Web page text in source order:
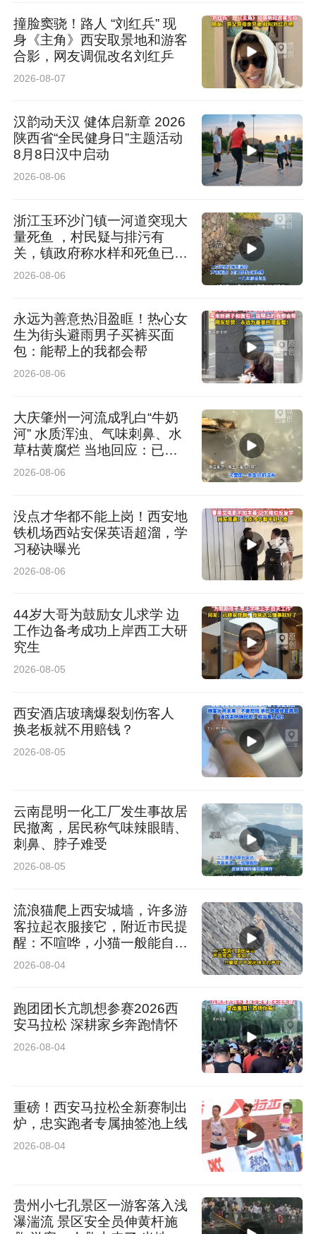
撞脸窦骁！路人 “刘红兵” 现
身《主角》西安取景地和游客
合影，网友调侃改名刘红乒
2026-08-07
汉韵动天汉 健体启新章 2026
陕西省“全民健身日”主题活动
8月8日汉中启动
2026-08-06
浙江玉环沙门镇一河道突现大
量死鱼 ，村民疑与排污有
关，镇政府称水样和死鱼已送
检
2026-08-06
永远为善意热泪盈眶！热心女
生为街头避雨男子买裤买面
包：能帮上的我都会帮
2026-08-06
大庆肇州一河流成乳白“牛奶
河” 水质浑浊、气味刺鼻、水
草枯黄腐烂 当地回应：已介
入排查
2026-08-06
没点才华都不能上岗！西安地
铁机场西站安保英语超溜，学
习秘诀曝光
2026-08-06
44岁大哥为鼓励女儿求学 边
工作边备考成功上岸西工大研
究生
2026-08-05
西安酒店玻璃爆裂划伤客人
换老板就不用赔钱？
2026-08-05
云南昆明一化工厂发生事故居
民撤离，居民称气味辣眼睛、
刺鼻、脖子难受
2026-08-05
流浪猫爬上西安城墙，许多游
客拉起衣服接它，附近市民提
醒：不喧哗，小猫一般能自行
脱困
2026-08-04
跑团团长亢凯想参赛2026西
安马拉松 深耕家乡奔跑情怀
2026-08-04
重磅！西安马拉松全新赛制出
炉，忠实跑者专属抽签池上线
2026-08-04
贵州小七孔景区一游客落入浅
瀑湍流 景区安全员伸黄杆施